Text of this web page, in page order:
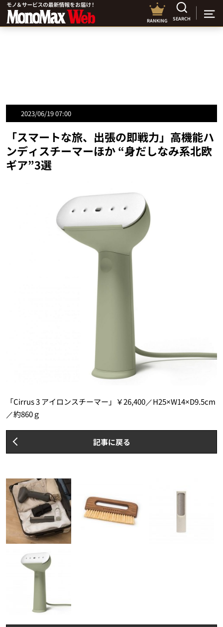
RANKING SEARCH
2023/06/19 07:00
「スマートな旅、出張の即戦力」高機能ハ
ンディスチーマーほか “身だしなみ系北欧
ギア”3選
「Cirrus 3 アイロンスチーマー」￥26,400／H25×W14×D9.5cm
／約860ｇ
記事に戻る